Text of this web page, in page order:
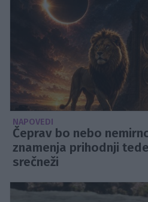
NAPOVEDI
Čeprav bo nebo
znamenja prihodnji
srečneži